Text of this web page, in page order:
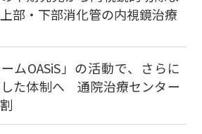
部・下部消化管の内視鏡治療
ームOASiS」の活動で、さらに
た体制へ 通院治療センター